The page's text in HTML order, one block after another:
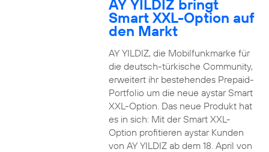
AY YILDIZ bringt
Smart XXL-Option auf
den Markt
AY YILDIZ, die Mobilfunkmarke für
die deutsch-türkische Community,
erweitert ihr bestehendes Prepaid-
Portfolio um die neue aystar Smart
XXL-Option. Das neue Produkt hat
es in sich: Mit der Smart XXL-
Option profitieren aystar Kunden
von AY YILDIZ ab dem 18. April von